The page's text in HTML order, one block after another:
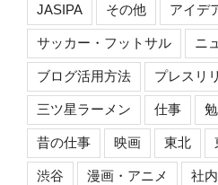
JASIPA その他 アイデ
サッカー・フットサル ニ
ブログ活用方法 プレスリ
三ツ星ラーメン 仕事
昔の仕事 映画 東北
渋谷 漫画・アニメ 社内